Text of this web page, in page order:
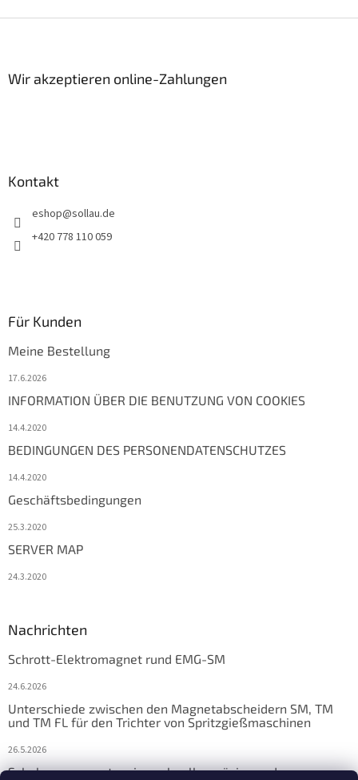
Wir akzeptieren online-Zahlungen
Kontakt
eshop@sollau.de
+420 778 110 059
Für Kunden
Meine Bestellung
17.6.2026
INFORMATION ÜBER DIE BENUTZUNG VON COOKIES
14.4.2020
BEDINGUNGEN DES PERSONENDATENSCHUTZES
14.4.2020
Geschäftsbedingungen
25.3.2020
SERVER MAP
24.3.2020
Nachrichten
Schrott-Elektromagnet rund EMG-SM
24.6.2026
Unterschiede zwischen den Magnetabscheidern SM, TM
und TM FL für den Trichter von Spritzgießmaschinen
26.5.2026
Schalungsmagnete: eine schnelle, präzise und